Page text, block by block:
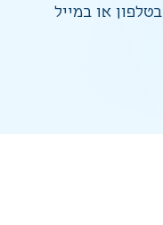
בטלפון או במייל